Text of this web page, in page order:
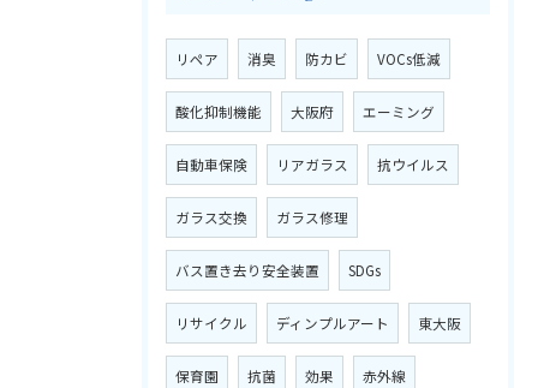
リペア 消臭 防カビ VOCs低減
酸化抑制機能 大阪府 エーミング
自動車保険 リアガラス 抗ウイルス
ガラス交換 ガラス修理
バス置き去り安全装置 SDGs
リサイクル ディンプルアート 東大阪
保育園 抗菌 効果 赤外線